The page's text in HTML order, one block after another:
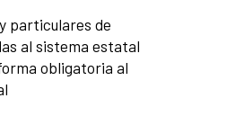
particulares de
al sistema estatal
obligatoria al